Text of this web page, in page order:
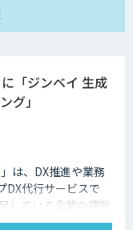
「ジンベイ 生成
グ」
は、DX推進や業務
DX代行サービスで
している企業の課題
ョンの導入・運用ま